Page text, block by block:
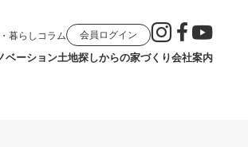
ベーション土地探しからの家づくり会社案内
暮らしコラム 会員ログイン